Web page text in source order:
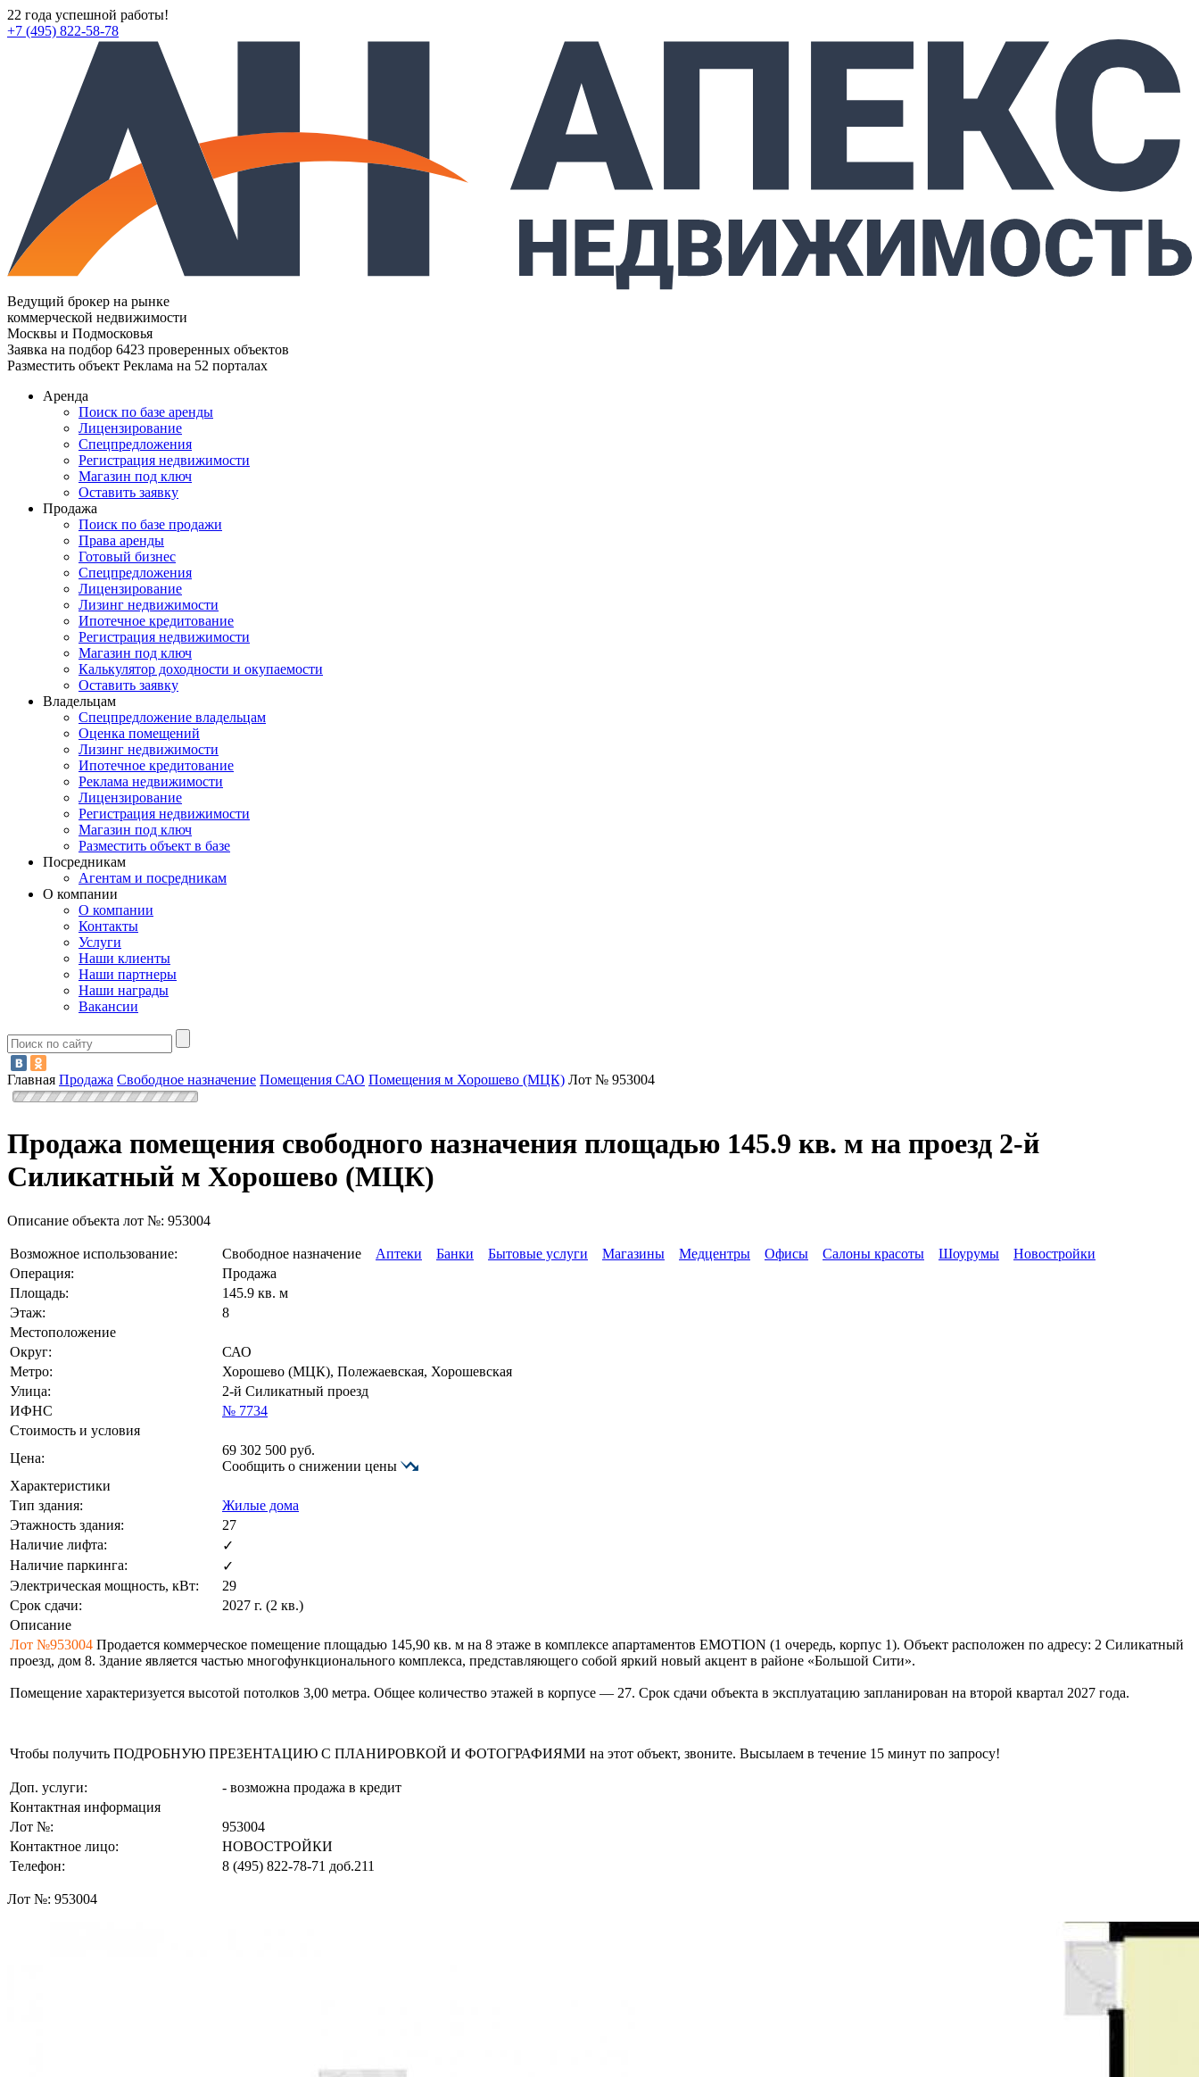
22 года успешной работы!
+7 (495) 822-58-78
Ведущий брокер на рынке
коммерческой недвижимости
Москвы и Подмосковья
Заявка на подбор 6423 проверенных объектов
Разместить объект Реклама на 52 порталах
Аренда
Поиск по базе аренды
Лицензирование
Спецпредложения
Регистрация недвижимости
Магазин под ключ
Оставить заявку
Продажа
Поиск по базе продажи
Права аренды
Готовый бизнес
Спецпредложения
Лицензирование
Лизинг недвижимости
Ипотечное кредитование
Регистрация недвижимости
Магазин под ключ
Калькулятор доходности и окупаемости
Оставить заявку
Владельцам
Спецпредложение владельцам
Оценка помещений
Лизинг недвижимости
Ипотечное кредитование
Реклама недвижимости
Лицензирование
Регистрация недвижимости
Магазин под ключ
Разместить объект в базе
Посредникам
Агентам и посредникам
О компании
О компании
Контакты
Услуги
Наши клиенты
Наши партнеры
Наши награды
Вакансии
Главная Продажа Свободное назначение Помещения САО Помещения м Хорошево (МЦК) Лот № 953004
Продажа помещения свободного назначения площадью 145.9 кв. м на проезд 2-й
Силикатный м Хорошево (МЦК)
Описание объекта лот №: 953004
Возможное использование: Свободное назначение Аптеки Банки Бытовые услуги Магазины Медцентры Офисы Салоны красоты Шоурумы
Новостройки
Операция:
Продажа
Площадь:
145.9 кв. м
Этаж:
8
Местоположение
Округ:
САО
Метро:
Хорошево (МЦК), Полежаевская, Хорошевская
Улица:
2-й Силикатный проезд
ИФНС
№ 7734
Стоимость и условия
Цена:
69 302 500 руб.
Сообщить о снижении цены
Характеристики
Тип здания:
Жилые дома
Этажность здания:
27
Наличие лифта:
✓
Наличие паркинга:
✓
Электрическая мощность, кВт:
29
Срок сдачи:
2027 г. (2 кв.)
Описание
Лот №953004 Продается коммерческое помещение площадью 145,90 кв. м на 8 этаже в комплексе апартаментов EMOTION (1 очередь, корпус 1). Объект расположен по адресу: 2 Силикатный
проезд, дом 8. Здание является частью многофункционального комплекса, представляющего собой яркий новый акцент в районе «Большой Сити».
Помещение характеризуется высотой потолков 3,00 метра. Общее количество этажей в корпусе — 27. Срок сдачи объекта в эксплуатацию запланирован на второй квартал 2027 года.
Чтобы получить ПОДРОБНУЮ ПРЕЗЕНТАЦИЮ С ПЛАНИРОВКОЙ И ФОТОГРАФИЯМИ на этот объект, звоните. Высылаем в течение 15 минут по запросу!
Доп. услуги:
- возможна продажа в кредит
Контактная информация
Лот №:
953004
Контактное лицо:
НОВОСТРОЙКИ
Телефон:
8 (495) 822-78-71 доб.211
Лот №: 953004